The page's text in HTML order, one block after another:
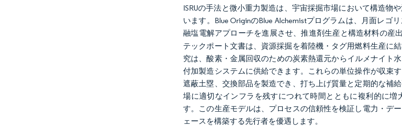
ISRUの手法と微小重力製造は、宇宙採掘市場において構造物
います。Blue OriginのBlue Alchemistプログラムは、月面レ
融塩電解アプローチを進展させ、推進剤生産と構造材料の産
テックポート文書は、資源採掘を着陸機・タグ用燃料生産に
究は、酸素・金属回収のための炭素熱還元からイルメナイト
付加製造システムに供給できます。これらの単位操作が収束
遮蔽土塁、交換部品を製造でき、打ち上げ質量と定期的な補
場に適切なインフラを残すにつれて時間とともに複利的に
す。この生産モデルは、プロセスの信頼性を検証し電力・デ
ェースを構築する先行者を優遇します。